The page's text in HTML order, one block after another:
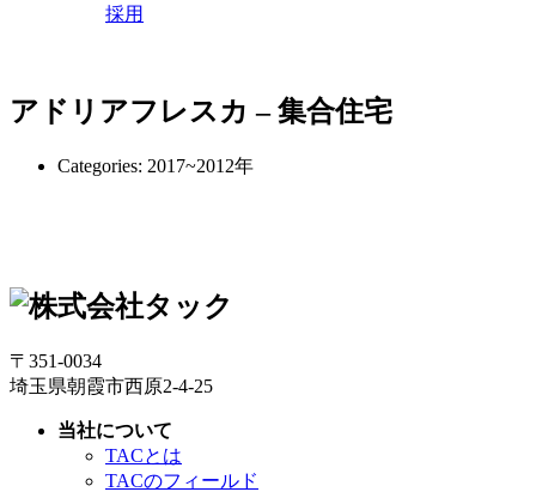
採用
アドリアフレスカ – 集合住宅
Categories: 2017~2012年
〒351-0034
埼玉県朝霞市西原2-4-25
当社について
TACとは
TACのフィールド